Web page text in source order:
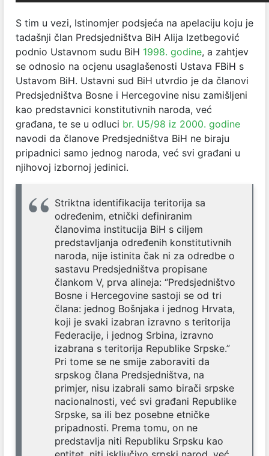
S tim u vezi, Istinomjer podsjeća na apelaciju koju je
tadašnji član Predsjedništva BiH Alija Izetbegović
podnio Ustavnom sudu BiH 1998. godine, a zahtjev
se odnosio na ocjenu usaglašenosti Ustava FBiH s
Ustavom BiH. Ustavni sud BiH utvrdio je da članovi
Predsjedništva Bosne i Hercegovine nisu zamišljeni
kao predstavnici konstitutivnih naroda, već
građana, te se u odluci br. U5/98 iz 2000. godine
navodi da članove Predsjedništva BiH ne biraju
pripadnici samo jednog naroda, već svi građani u
njihovoj izbornoj jedinici.
Striktna identifikacija teritorija sa
određenim, etnički definiranim
članovima institucija BiH s ciljem
predstavljanja određenih konstitutivnih
naroda, nije istinita čak ni za odredbe o
sastavu Predsjedništva propisane
člankom V, prva alineja: “Predsjedništvo
Bosne i Hercegovine sastoji se od tri
člana: jednog Bošnjaka i jednog Hrvata,
koji je svaki izabran izravno s teritorija
Federacije, i jednog Srbina, izravno
izabrana s teritorija Republike Srpske.”
Pri tome se ne smije zaboraviti da
srpskog člana Predsjedništva, na
primjer, nisu izabrali samo birači srpske
nacionalnosti, već svi građani Republike
Srpske, sa ili bez posebne etničke
pripadnosti. Prema tomu, on ne
predstavlja niti Republiku Srpsku kao